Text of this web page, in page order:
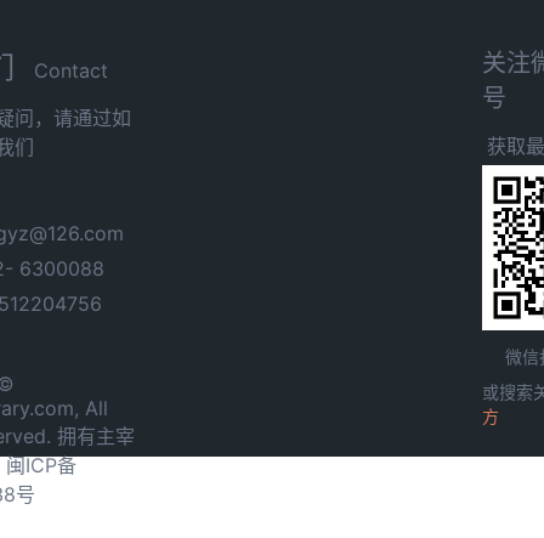
Contact
问，请通过如
们
6300088
All
拥有主宰
闽ICP备
号
关注
号
获取
微信
或搜索
方